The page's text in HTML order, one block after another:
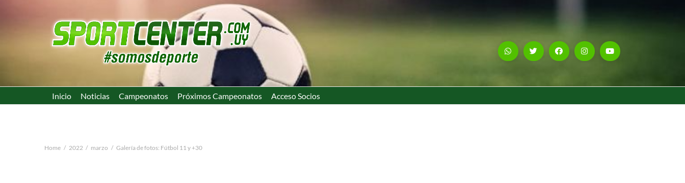
Inicio Noticias Campeonatos Próximos Campeonatos Acceso Socios
Home 2022 marzo Galería de fotos: Fútbol 11 y +30